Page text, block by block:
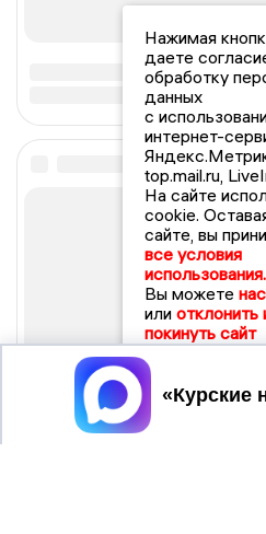
Нажимая
даете
обработку
данных
с
интернет-
top.mail.ru,
На сайте
cookie.
сайте, вы
все условия
использования.
Вы можете
или отклонить
покинуть сайт
Принять